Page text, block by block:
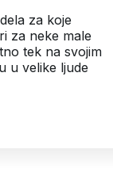
za koje
za neke male
tek na svojim
u velike ljude